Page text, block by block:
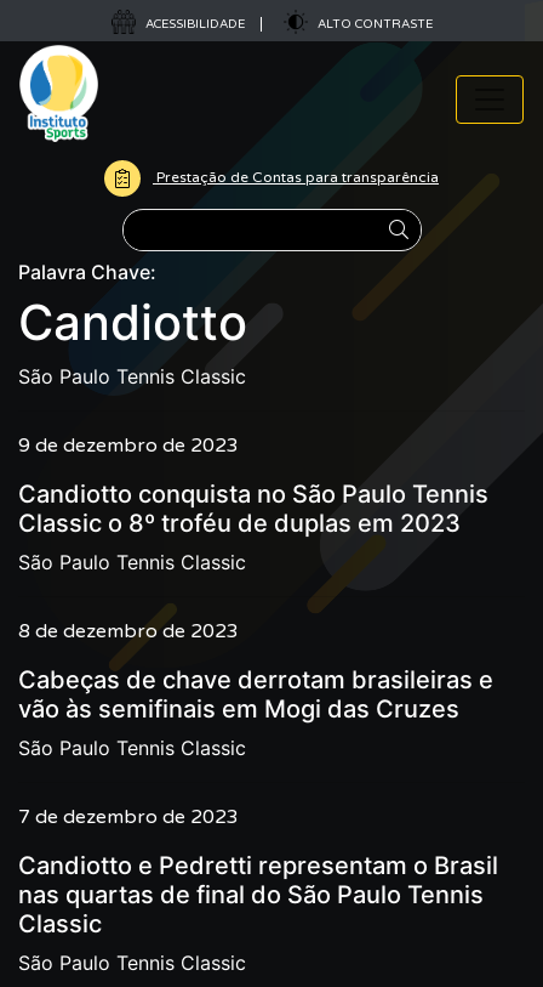
ACESSIBILIDADE ALTO CONTRASTE
Prestação de Contas para transparência
Pesquisar
Palavra Chave:
Candiotto
São Paulo Tennis Classic
9 de dezembro de 2023
Candiotto conquista no São Paulo Tennis
Classic o 8º troféu de duplas em 2023
São Paulo Tennis Classic
8 de dezembro de 2023
Cabeças de chave derrotam brasileiras e
vão às semifinais em Mogi das Cruzes
São Paulo Tennis Classic
7 de dezembro de 2023
Candiotto e Pedretti representam o Brasil
nas quartas de final do São Paulo Tennis
Classic
São Paulo Tennis Classic